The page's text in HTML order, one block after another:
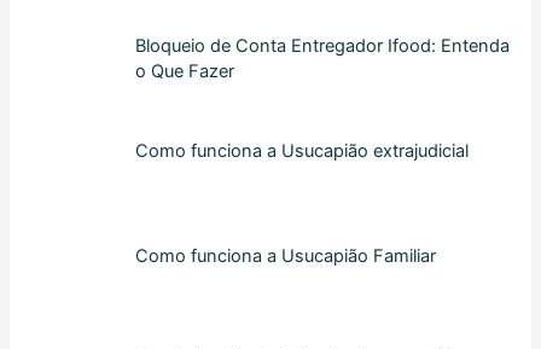
Bloqueio de Conta Entregador Ifood: Entenda
o Que Fazer
Como funciona a Usucapião extrajudicial
Como funciona a Usucapião Familiar